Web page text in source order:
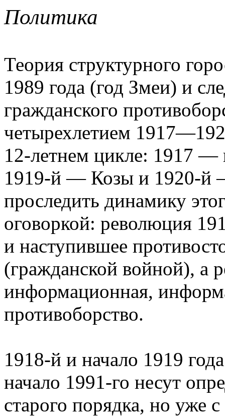
Политика
Теория структурного
1989 года (год Змеи) и
гражданского
четырехлетием
12-летнем цикле: 1917
1919-й — Козы и 1920-й
проследить динамику
оговоркой: революция
и наступившее
(гражданской войной), а
информационная,
противоборство.
1918-й и начало 1919
начало 1991-го несут
старого порядка, но уже